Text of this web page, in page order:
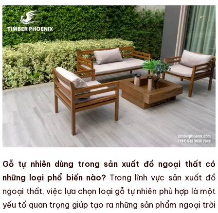
Gỗ tự nhiên dùng trong sản xuất đồ ngoại thất có
những loại phổ biến nào? Trong lĩnh vực sản xuất đồ
ngoại thất, việc lựa chọn loại gỗ tự nhiên phù hợp là một
yếu tố quan trọng giúp tạo ra những sản phẩm ngoại trời